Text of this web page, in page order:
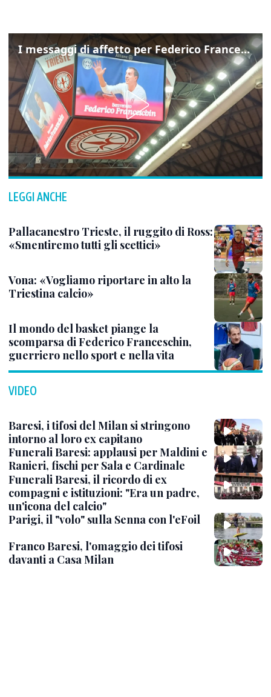
I messaggi di affetto per Federico Franceschin: così il mondo del basket gli è stato accanto fino all’ultimo
LEGGI ANCHE
Pallacanestro Trieste, il ruggito di Ross:
«Smentiremo tutti gli scettici»
Vona: «Vogliamo riportare in alto la
Triestina calcio»
Il mondo del basket piange la
scomparsa di Federico Franceschin,
guerriero nello sport e nella vita
VIDEO
Baresi, i tifosi del Milan si stringono
intorno al loro ex capitano
Funerali Baresi: applausi per Maldini e
Ranieri, fischi per Sala e Cardinale
Funerali Baresi, il ricordo di ex
compagni e istituzioni: "Era un padre,
un'icona del calcio"
Parigi, il "volo" sulla Senna con l'eFoil
Franco Baresi, l'omaggio dei tifosi
davanti a Casa Milan